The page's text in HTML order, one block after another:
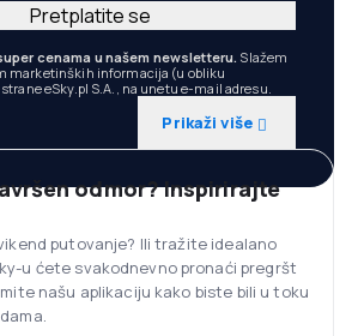
cenama u našem newsletteru. Slažem
marketinških informacija (u obliku
eSky.pl S.A., na unetu e-mail adresu.
Prikaži više
Pretplatite se
odmor? Inspirirajte
putovanje? Ili tražite idealano
u ćete svakodnevno pronaći pregršt
našu aplikaciju kako biste bili u toku